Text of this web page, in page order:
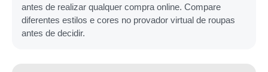
antes de realizar qualquer compra online. Compare
diferentes estilos e cores no provador virtual de roupas
antes de decidir.